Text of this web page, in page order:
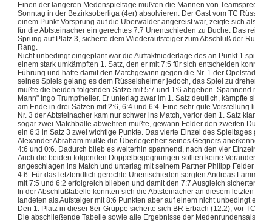
Einen der längeren Medenspieltage mußten die Mannen von
Sonntag in der Bezirksoberliga (4er) absolvieren. Der Gast vom TC
einem Punkt Vorsprung auf die Überwälder angereist war, zeigte sich
für die Abtsteinacher ein gerechtes 7:7 Unentschieden zu Buche. Das
Sprung auf Platz 3, sicherte dem Wiederaufsteiger zum Abschluß der
Rang.
Nicht unbedingt eingeplant war die Auftaktniederlage des an Punkt 1
einem stark umkämpften 1. Satz, den er mit 7:5 für sich entscheiden
Führung und hatte damit den Matchgewinn gegen die Nr. 1 der
seines Spiels gelang es dem Rüsselsheimer jedoch, das Spiel zu
mußte die beiden folgenden Sätze mit 5:7 und 1:6 abgeben.
Mann" Ingo Trumpfheller. Er unterlag zwar im 1. Satz deutlich, kämpfte
am Ende in drei Sätzen mit 2:6, 6:4 und 6:4. Eine sehr gute Vorstellung
Nr. 3 der Abtsteinacher kam nur schwer ins Match, verlor den 1. Satz
sogar zwei Matchbälle abwehren mußte, gewann Felder den zweiten
ein 6:3 in Satz 3 zwei wichtige Punkte. Das vierte Einzel des
Alexander Abraham mußte die Überlegenheit seines Gegners
4:6 und 0:6. Dadurch blieb es weiterhin spannend, nach den vier
Auch die beiden folgenden Doppelbegegnungen sollten keine
angeschlagen ins Match und unterlag mit seinem Partner Philipp
4:6. Für das letztendlich gerechte Unentschieden sorgten Andreas
mit 7:5 und 6:2 erfolgreich blieben und damit den 7:7 Ausgleich
In der Abschlußtabelle konnten sich die Abtsteinacher an diesem
landeten als Aufsteiger mit 8:6 Punkten aber auf einem nicht unbedingt
Den 1. Platz in dieser 8er-Gruppe sicherte sich BR Erbach (12:2), vor
Die abschließende Tabelle sowie alle Ergebnisse der